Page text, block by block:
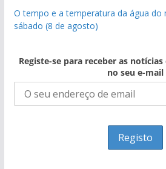
O tempo e a temperatura da água do
sábado (8 de agosto)
Registe-se para receber as
no seu e-mail